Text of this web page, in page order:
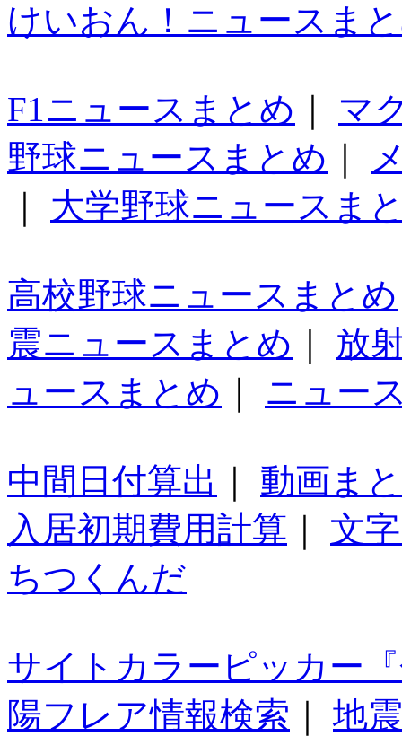
けいおん！ニュースま
F1ニュースまとめ
マ
野球ニュースまとめ
大学野球ニュースま
高校野球ニュースまとめ
震ニュースまとめ
放
ュースまとめ
ニュー
中間日付算出
動画ま
入居初期費用計算
文
ちつくんだ
サイトカラーピッカー
陽フレア情報検索
地